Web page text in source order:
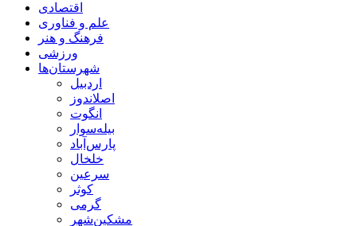
اقتصادی
علم و فناوری
فرهنگ و هنر
ورزشی
شهرستان‌ها
اردبیل
اصلاندوز
انگوت
بیله‌سوار
پارس‌آباد
خلخال
سرعین
کوثر
گرمی
مشکین‌شهر